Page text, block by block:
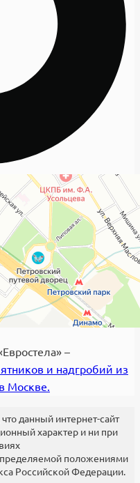
–
и надгробий из
Москве.
данный интернет-сайт
характер и ни при
положениями
Российской Федерации.